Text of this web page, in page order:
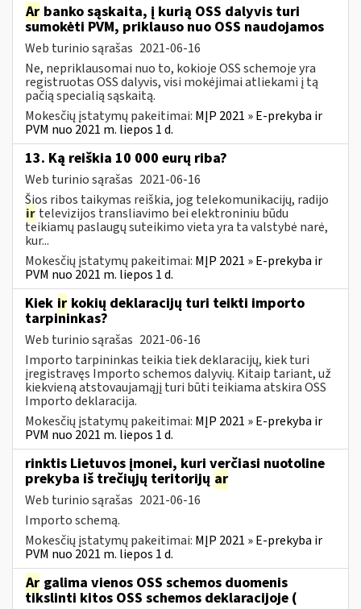
Ar banko sąskaita, į kurią OSS dalyvis turi
sumokėti PVM, priklauso nuo OSS naudojamos
Web turinio sąrašas 2021-06-16
Ne, nepriklausomai nuo to, kokioje OSS schemoje yra
registruotas OSS dalyvis, visi mokėjimai atliekami į tą
pačią specialią sąskaitą.
Mokesčių įstatymų pakeitimai: MĮP 2021 » E-prekyba ir
PVM nuo 2021 m. liepos 1 d.
13. Ką reiškia 10 000 eurų riba?
Web turinio sąrašas 2021-06-16
Šios ribos taikymas reiškia, jog telekomunikacijų, radijo
ir televizijos transliavimo bei elektroniniu būdu
teikiamų paslaugų suteikimo vieta yra ta valstybė narė,
kur...
Mokesčių įstatymų pakeitimai: MĮP 2021 » E-prekyba ir
PVM nuo 2021 m. liepos 1 d.
Kiek ir kokių deklaracijų turi teikti importo
tarpininkas?
Web turinio sąrašas 2021-06-16
Importo tarpininkas teikia tiek deklaracijų, kiek turi
įregistravęs Importo schemos dalyvių. Kitaip tariant, už
kiekvieną atstovaujamąjį turi būti teikiama atskira OSS
Importo deklaracija.
Mokesčių įstatymų pakeitimai: MĮP 2021 » E-prekyba ir
PVM nuo 2021 m. liepos 1 d.
rinktis Lietuvos įmonei, kuri verčiasi nuotoline
prekyba iš trečiųjų teritorijų ar
Web turinio sąrašas 2021-06-16
Importo schemą.
Mokesčių įstatymų pakeitimai: MĮP 2021 » E-prekyba ir
PVM nuo 2021 m. liepos 1 d.
Ar galima vienos OSS schemos duomenis
tikslinti kitos OSS schemos deklaracijoje (